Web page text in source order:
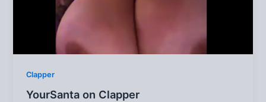
Clapper
YourSanta on Clapper